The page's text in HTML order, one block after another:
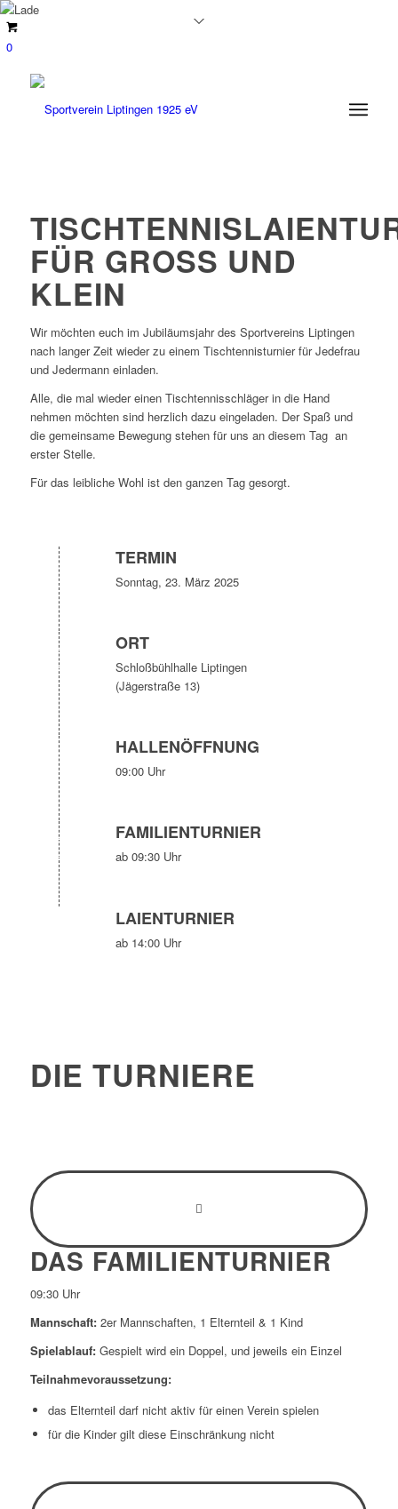
0
FÜR GROSS UND K
LEIN
Wir möchten euch im Jubiläumsjahr des Sportvereins Liptingen
nach langer Zeit wieder zu einem Tischtennisturnier für Jedefrau
und Jedermann einladen.
Alle, die mal wieder einen Tischtennisschläger in die Hand
nehmen möchten sind herzlich dazu eingeladen. Der Spaß und
die gemeinsame Bewegung stehen für uns an diesem Tag an
erster Stelle.
Für das leibliche Wohl ist den ganzen Tag gesorgt.
TERMIN
Sonntag, 23. März 2025
ORT
Schloßbühlhalle Liptingen
(Jägerstraße 13)
HALLENÖFFNUNG
09:00 Uhr
FAMILIENTURNIER
ab 09:30 Uhr
LAIENTURNIER
ab 14:00 Uhr
DIE TURNIERE
DAS FAMILIENTURNIER
09:30 Uhr
Mannschaft:2er Mannschaften, 1 Elternteil & 1 Kind
Spielablauf:Gespielt wird ein Doppel, und jeweils ein Einzel
Teilnahmevoraussetzung:
das Elternteil darf nicht aktiv für einen Verein spielen
für die Kinder gilt diese Einschränkung nicht